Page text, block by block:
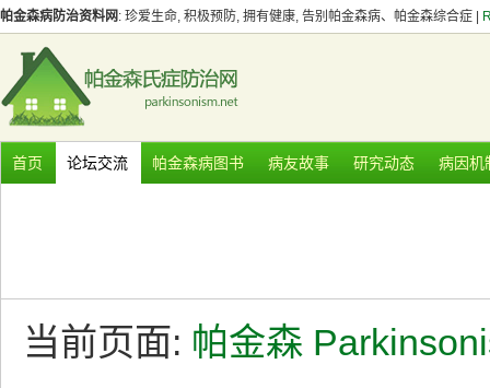
帕金森病防治资料网 : 珍爱生命, 积极预防, 拥有健康, 告别帕金森病、帕金森综合症 |
首页 论坛交流 帕金森病图书 病友故事 研究动态 病因机
当前页面: 帕金森